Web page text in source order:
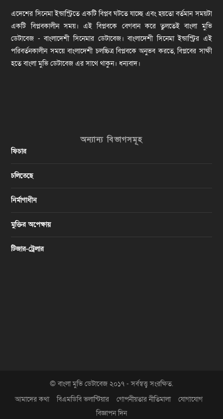
এদেশের সিনেমা ইন্ডাস্ট্রিতে একটি বিপ্লব ঘটতে যাচ্ছে এবং হয়তো বর্তমান সময়টা
একটি বিপ্লবকালীন সময়। এই বিপ্লবকে বেগবান করে তুলতেই বাংলা মুভি
ডেটাবেজ - বাংলাদেশী সিনেমার ডেটাবেজ। বাংলাদেশী সিনেমা ইন্ডাস্ট্রির এই
পরিবর্তনকালীন সময়ে বাংলাদেশী চলচ্চিত্র বিপ্লবকে অনুভব করতে, বিপ্লবের সাক্ষী
হতে বাংলা মুভি ডেটাবেজ এর সাথে থাকুন। ধন্যবাদ।
অন্যান্য বিভাগসমূহ
ফিচার
চলিতেছে
নির্মাণাধীন
মুক্তির অপেক্ষায়
টিজার-ট্রেলার
© বাংলা মুভি ডেটাবেজ ২০১৭ - সর্বস্বত্ত্ব সংরক্ষিত.
আমাদের কথা
বিএমডিবি ভলান্টিয়ার গোপনীয়তার নীতিমালা
যোগাযোগ
বিজ্ঞাপন দিন